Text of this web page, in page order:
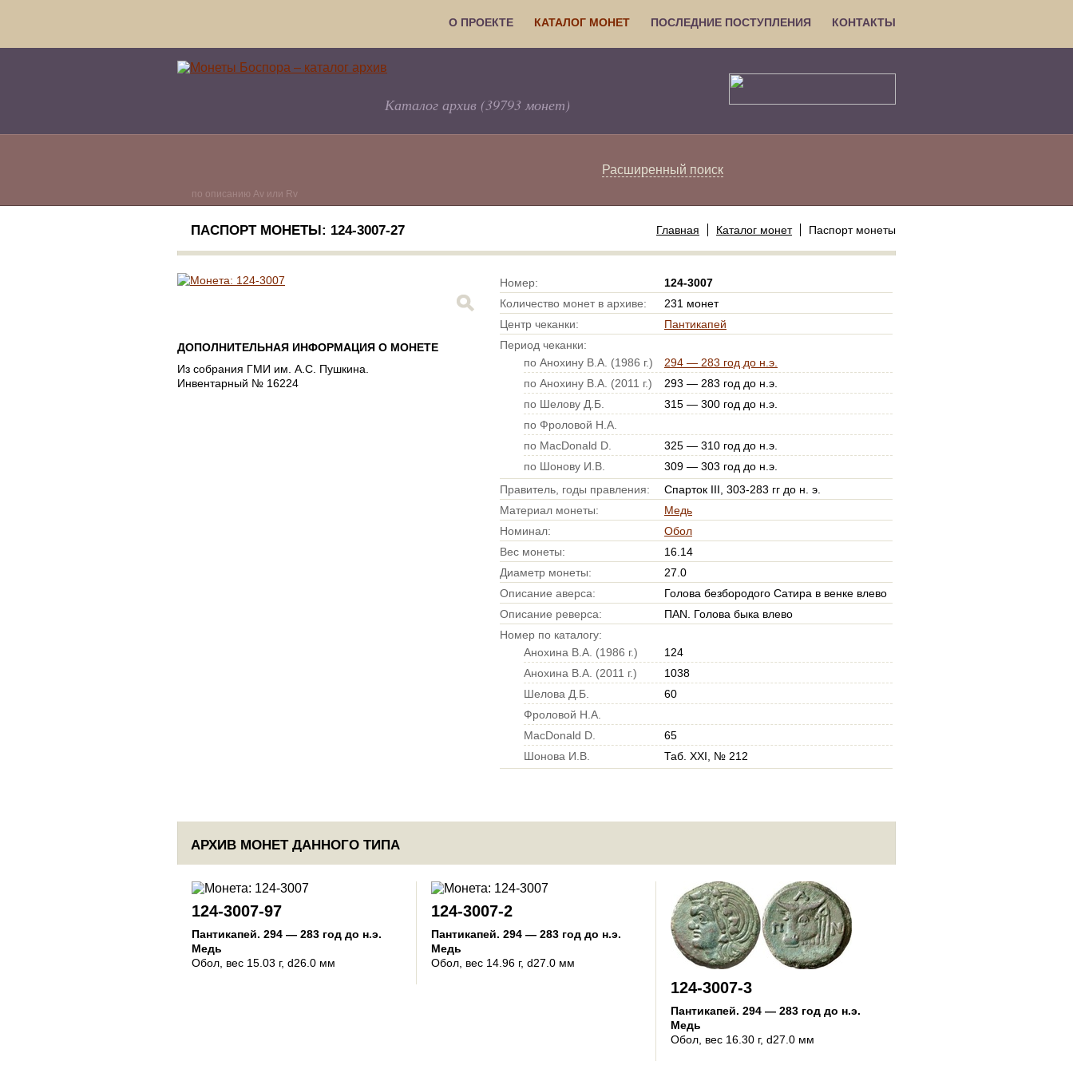
О ПРОЕКТЕ КАТАЛОГ МОНЕТ ПОСЛЕДНИЕ ПОСТУПЛЕНИЯ КОНТАКТЫ
Каталог архив (39793 монет)
по описанию Av или Rv
Расширенный поиск
Главная Каталог монет Паспорт монеты
ПАСПОРТ МОНЕТЫ: 124-3007-27
ДОПОЛНИТЕЛЬНАЯ ИНФОРМАЦИЯ О МОНЕТЕ
Из собрания ГМИ им. А.С. Пушкина.
Инвентарный № 16224
Номер:
124-3007
Количество монет в архиве:
231 монет
Центр чеканки:
Пантикапей
Период чеканки:
по Анохину В.А. (1986 г.)
294 — 283 год до н.э.
по Анохину В.А. (2011 г.)
293 — 283 год до н.э.
по Шелову Д.Б.
315 — 300 год до н.э.
по Фроловой Н.А.
по MacDonald D.
325 — 310 год до н.э.
по Шонову И.В.
309 — 303 год до н.э.
Правитель, годы правления:
Спарток III, 303-283 гг до н. э.
Материал монеты:
Медь
Номинал:
Обол
Вес монеты:
16.14
Диаметр монеты:
27.0
Описание аверса:
Голова безбородого Сатира в венке влево
Описание реверса:
ΠΑΝ. Голова быка влево
Номер по каталогу:
Анохина В.А. (1986 г.)
124
Анохина В.А. (2011 г.)
1038
Шелова Д.Б.
60
Фроловой Н.А.
MacDonald D.
65
Шонова И.В.
Таб. XXI, № 212
АРХИВ МОНЕТ ДАННОГО ТИПА
124-3007-97
Пантикапей. 294 — 283 год до н.э.
Медь
Обол , вес 15.03 г, d26.0 мм
124-3007-2
Пантикапей. 294 — 283 год до н.э.
Медь
Обол , вес 14.96 г, d27.0 мм
124-3007-3
Пантикапей. 294 — 283 год до н.э.
Медь
Обол , вес 16.30 г, d27.0 мм